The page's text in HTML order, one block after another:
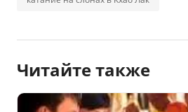
Читайте также